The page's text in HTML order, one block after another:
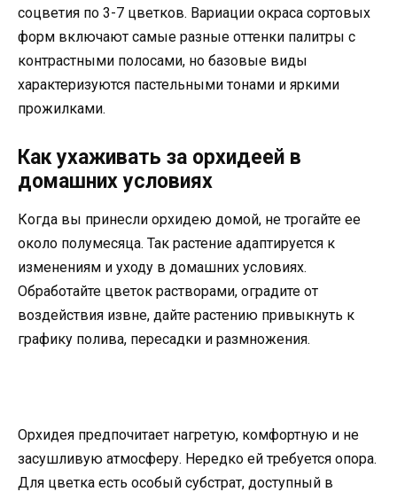
соцветия по 3-7 цветков. Вариации окраса сортовых
форм включают самые разные оттенки палитры с
контрастными полосами, но базовые виды
характеризуются пастельными тонами и яркими
прожилками.
Как ухаживать за орхидеей в
домашних условиях
Когда вы принесли орхидею домой, не трогайте ее
около полумесяца. Так растение адаптируется к
изменениям и уходу в домашних условиях.
Обработайте цветок растворами, оградите от
воздействия извне, дайте растению привыкнуть к
графику полива, пересадки и размножения.
Орхидея предпочитает нагретую, комфортную и не
засушливую атмосферу. Нередко ей требуется опора.
Для цветка есть особый субстрат, доступный в